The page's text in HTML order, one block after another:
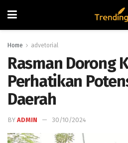
Home advetorial
Rasman Dorong
Perhatikan
Daerah
BY ADMIN 30/10/2024